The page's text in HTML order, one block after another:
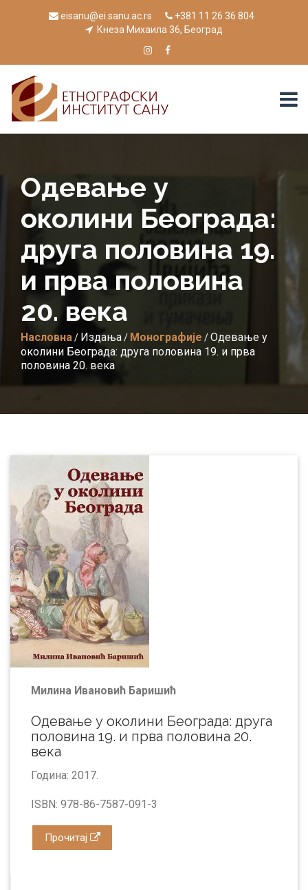
eisanu@ei.sanu.ac.rs
+381 11 26 36 804
Кнеза Михаила 36, Београд
Одевање у
околини Београда:
друга половина 19.
и прва половина
20. века
Насловна/ Издања/ Монографије /Одевање у
околини Београда: друга половина 19. и прва
половина 20. века
Милина Ивановић Баришић
Одевање у околини Београда: друга
половина 19. и прва половина 20.
века
Година: 2017.
ISBN: 978-86-7587-091-3
Прочитај